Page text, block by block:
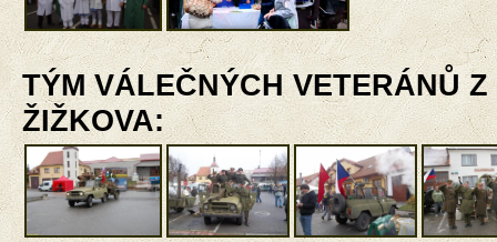
TÝM VÁLEČNÝCH VETERÁNŮ
ŽIŽKOVA: